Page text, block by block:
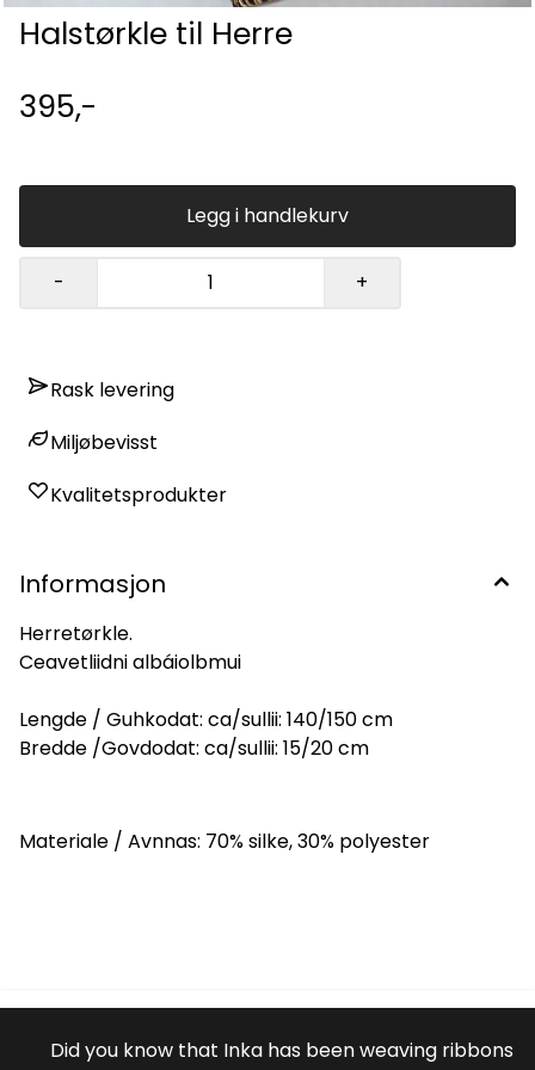
Halstørkle til Herre
395,-
Legg i handlekurv
- +
Rask levering
Miljøbevisst
Kvalitetsprodukter
Informasjon
Herretørkle.
Ceavetliidni albáiolbmui
Lengde / Guhkodat: ca/sullii: 140/150 cm
Bredde /Govdodat: ca/sullii: 15/20 cm
Materiale / Avnnas: 70% silke, 30% polyester
Did you know that Inka has been weaving ribbons